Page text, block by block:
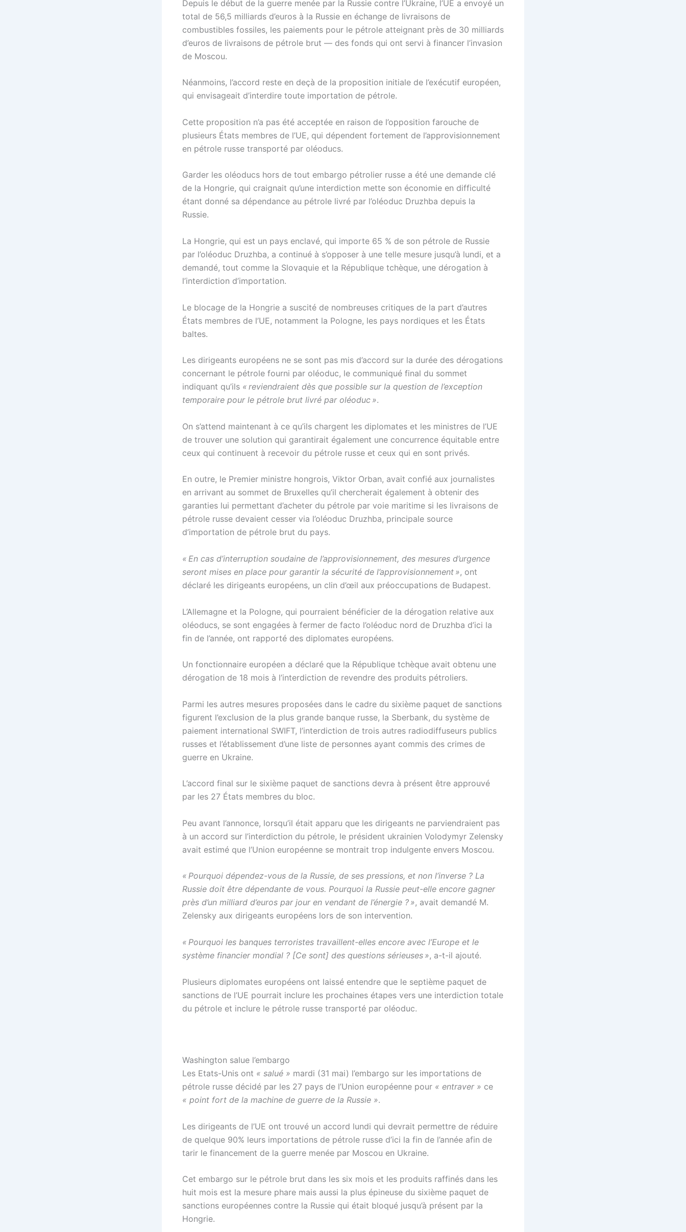
Depuis le début de la guerre menée par la Russie contre l’Ukraine, l’UE a envoyé un
total de 56,5 milliards d’euros à la Russie en échange de livraisons de
combustibles fossiles, les paiements pour le pétrole atteignant près de 30 milliards
d’euros de livraisons de pétrole brut — des fonds qui ont servi à financer l’invasion
de Moscou.
Néanmoins, l’accord reste en deçà de la proposition initiale de l’exécutif européen,
qui envisageait d’interdire toute importation de pétrole.
Cette proposition n’a pas été acceptée en raison de l’opposition farouche de
plusieurs États membres de l’UE, qui dépendent fortement de l’approvisionnement
en pétrole russe transporté par oléoducs.
Garder les oléoducs hors de tout embargo pétrolier russe a été une demande clé
de la Hongrie, qui craignait qu’une interdiction mette son économie en difficulté
étant donné sa dépendance au pétrole livré par l’oléoduc Druzhba depuis la
Russie.
La Hongrie, qui est un pays enclavé, qui importe 65 % de son pétrole de Russie
par l’oléoduc Druzhba, a continué à s’opposer à une telle mesure jusqu’à lundi, et a
demandé, tout comme la Slovaquie et la République tchèque, une dérogation à
l’interdiction d’importation.
Le blocage de la Hongrie a suscité de nombreuses critiques de la part d’autres
États membres de l’UE, notamment la Pologne, les pays nordiques et les États
baltes.
Les dirigeants européens ne se sont pas mis d’accord sur la durée des dérogations
concernant le pétrole fourni par oléoduc, le communiqué final du sommet
indiquant qu’ils « reviendraient dès que possible sur la question de l’exception
temporaire pour le pétrole brut livré par oléoduc ».
On s’attend maintenant à ce qu’ils chargent les diplomates et les ministres de l’UE
de trouver une solution qui garantirait également une concurrence équitable entre
ceux qui continuent à recevoir du pétrole russe et ceux qui en sont privés.
En outre, le Premier ministre hongrois, Viktor Orban, avait confié aux journalistes
en arrivant au sommet de Bruxelles qu’il chercherait également à obtenir des
garanties lui permettant d’acheter du pétrole par voie maritime si les livraisons de
pétrole russe devaient cesser via l’oléoduc Druzhba, principale source
d’importation de pétrole brut du pays.
« En cas d’interruption soudaine de l’approvisionnement, des mesures d’urgence
seront mises en place pour garantir la sécurité de l’approvisionnement », ont
déclaré les dirigeants européens, un clin d’œil aux préoccupations de Budapest.
L’Allemagne et la Pologne, qui pourraient bénéficier de la dérogation relative aux
oléoducs, se sont engagées à fermer de facto l’oléoduc nord de Druzhba d’ici la
fin de l’année, ont rapporté des diplomates européens.
Un fonctionnaire européen a déclaré que la République tchèque avait obtenu une
dérogation de 18 mois à l’interdiction de revendre des produits pétroliers.
Parmi les autres mesures proposées dans le cadre du sixième paquet de sanctions
figurent l’exclusion de la plus grande banque russe, la Sberbank, du système de
paiement international SWIFT, l’interdiction de trois autres radiodiffuseurs publics
russes et l’établissement d’une liste de personnes ayant commis des crimes de
guerre en Ukraine.
L’accord final sur le sixième paquet de sanctions devra à présent être approuvé
par les 27 États membres du bloc.
Peu avant l’annonce, lorsqu’il était apparu que les dirigeants ne parviendraient pas
à un accord sur l’interdiction du pétrole, le président ukrainien Volodymyr Zelensky
avait estimé que l’Union européenne se montrait trop indulgente envers Moscou.
« Pourquoi dépendez-vous de la Russie, de ses pressions, et non l’inverse ? La
Russie doit être dépendante de vous. Pourquoi la Russie peut-elle encore gagner
près d’un milliard d’euros par jour en vendant de l’énergie ? », avait demandé M.
Zelensky aux dirigeants européens lors de son intervention.
« Pourquoi les banques terroristes travaillent-elles encore avec l’Europe et le
système financier mondial ? [Ce sont] des questions sérieuses », a-t-il ajouté.
Plusieurs diplomates européens ont laissé entendre que le septième paquet de
sanctions de l’UE pourrait inclure les prochaines étapes vers une interdiction totale
du pétrole et inclure le pétrole russe transporté par oléoduc.
Washington salue l’embargo
Les Etats-Unis ont « salué » mardi (31 mai) l’embargo sur les importations de
pétrole russe décidé par les 27 pays de l’Union européenne pour « entraver » ce
« point fort de la machine de guerre de la Russie ».
Les dirigeants de l’UE ont trouvé un accord lundi qui devrait permettre de réduire
de quelque 90% leurs importations de pétrole russe d’ici la fin de l’année afin de
tarir le financement de la guerre menée par Moscou en Ukraine.
Cet embargo sur le pétrole brut dans les six mois et les produits raffinés dans les
huit mois est la mesure phare mais aussi la plus épineuse du sixième paquet de
sanctions européennes contre la Russie qui était bloqué jusqu’à présent par la
Hongrie.